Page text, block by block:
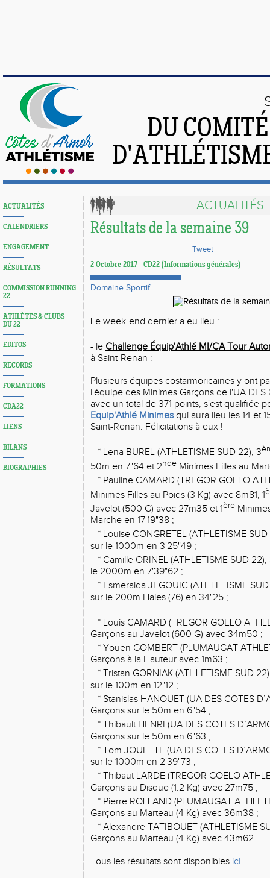
DU
ACTUALITÉS
CALENDRIERS
ENGAGEMENT
RÉSULTATS
COMMISSION RUNNING
22
ATHLÈTES & CLUBS
DU 22
EDITOS
RECORDS
FORMATIONS
CDA22
LIENS
BILANS
BIOGRAPHIES
ACTUALITÉS
Résultats de la semaine 39
Tweet
2 Octobre 2017 - CD22 (Informations générales)
Domaine Sportif
Le week-end dernier a eu lieu :
- le Challenge Équip'Athlé MI/CA Tour
à Saint-Renan :
Plusieurs équipes costarmoricaines y ont
l'équipe des Minimes Garçons de l'UA DES
avec un total de 371 points, s'est qualifiée
Equip'Athlé Minimes qui aura lieu les 14 et
Saint-Renan. Félicitations à eux !
* Lena BUREL (ATHLETISME SUD 22), 3
50m en 7"64 et 2nde Minimes Filles au
* Pauline CAMARD (TREGOR GOELO
Minimes Filles au Poids (3 Kg) avec 8m81, 1
Javelot (500 G) avec 27m35 et 1ère
Marche en 17'19"38 ;
* Louise CONGRETEL (ATHLETISME
sur le 1000m en 3'25"49 ;
* Camille ORINEL (ATHLETISME SUD 22),
le 2000m en 7'39"62 ;
* Esmeralda JEGOUIC (ATHLETISME
sur le 200m Haies (76) en 34"25 ;
* Louis CAMARD (TREGOR GOELO
Garçons au Javelot (600 G) avec 34m50 ;
* Youen GOMBERT (PLUMAUGAT
Garçons à la Hauteur avec 1m63 ;
* Tristan GORNIAK (ATHLETISME SUD
sur le 100m en 12"12 ;
* Stanislas HANOUET (UA DES COTES
Garçons sur le 50m en 6"54 ;
* Thibault HENRI (UA DES COTES
Garçons sur le 50m en 6"63 ;
* Tom JOUETTE (UA DES COTES
sur le 1000m en 2'39"73 ;
* Thibaut LARDE (TREGOR GOELO
Garçons au Disque (1.2 Kg) avec 27m75 ;
* Pierre ROLLAND (PLUMAUGAT
Garçons au Marteau (4 Kg) avec 36m38 ;
* Alexandre TATIBOUET (ATHLETISME
Garçons au Marteau (4 Kg) avec 43m62.
Tous les résultats sont disponibles ici.